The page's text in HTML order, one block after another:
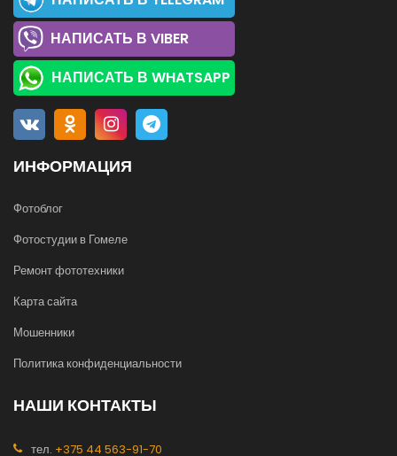
НАПИСАТЬ В VIBER
НАПИСАТЬ В WHATSAPP
ИНФОРМАЦИЯ
Фотоблог
Фотостудии в Гомеле
Ремонт фототехники
Карта сайта
Мошенники
Политика конфиденциальности
НАШИ КОНТАКТЫ
тел. +375 44 563-91-70